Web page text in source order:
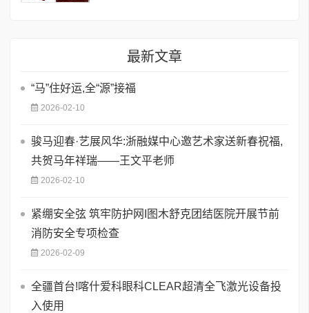
最新文章
​“马”住好运,全“源”接福
2026-02-10
骏马迎春·艺展风华:浙融媒中心邀艺术家送新春祝福,
共贺马年祥瑞——王文平老师
2026-02-10
紧绷安全弦 筑牢防护网I图木舒克团结医院开展节前
消防安全专项检查
2026-02-09
全疆首台!喀什爱科眼科CLEAR超清全飞激光设备投
入使用